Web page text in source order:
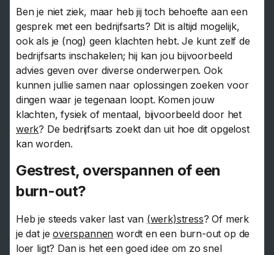
Ben je niet ziek, maar heb jij toch behoefte aan een
gesprek met een bedrijfsarts? Dit is altijd mogelijk,
ook als je (nog) geen klachten hebt. Je kunt zelf de
bedrijfsarts inschakelen; hij kan jou bijvoorbeeld
advies geven over diverse onderwerpen. Ook
kunnen jullie samen naar oplossingen zoeken voor
dingen waar je tegenaan loopt. Komen jouw
klachten, fysiek of mentaal, bijvoorbeeld door het
werk? De bedrijfsarts zoekt dan uit hoe dit opgelost
kan worden.
Gestrest, overspannen of een
burn-out?
Heb je steeds vaker last van (werk)stress? Of merk
je dat jeoverspannen wordt en een burn-out op de
loer ligt? Dan is het een goed idee om zo snel